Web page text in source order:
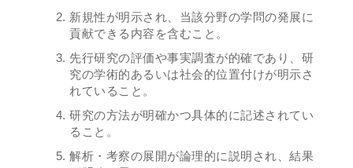
新規性が明示され、当該分野の学問の発展に
貢献できる内容を含むこと。
先行研究の評価や事実調査が的確であり、研
究の学術的あるいは社会的位置付けが明示さ
れていること。
研究の方法が明確かつ具体的に記述されてい
ること。
解析・考察の展開が論理的に説明され、結果